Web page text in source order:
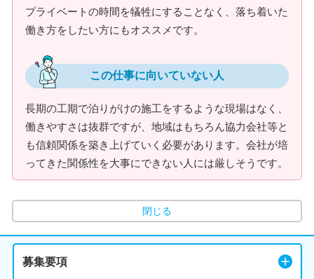
プライベートの時間を犠牲にすることなく、落ち着いた
働き方をしたい方にもオススメです。
この仕事に向いていない人
長期の工期で泊りがけの施工をするような現場はなく、
働きやすさは抜群ですが、地域はもちろん協力会社等と
も信頼関係を築き上げていく必要があります。会社が培
ってきた関係性を大事にできない人には厳しそうです。
閉じる
募集要項